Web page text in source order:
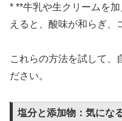
* **牛乳や生クリームを
えると、酸味が和らぎ、
これらの方法を試して、
ださい。
塩分と添加物：気にな